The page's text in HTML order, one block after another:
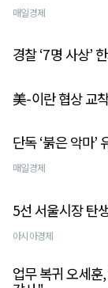
매일경제
경찰 ‘7명 사상’
美-이란 협상 교
단독 ‘붉은 악마
매일경제
5선 서울시장 탄
아시아경제
업무 복귀 오세